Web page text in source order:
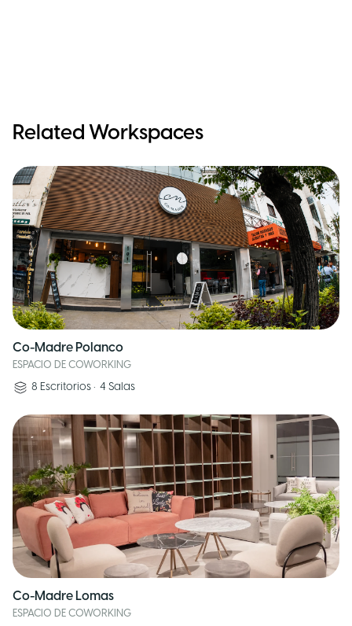
Related Workspaces
Co-Madre Polanco
ESPACIO DE COWORKING
8 Escritorios • 4 Salas
Co-Madre Lomas
ESPACIO DE COWORKING